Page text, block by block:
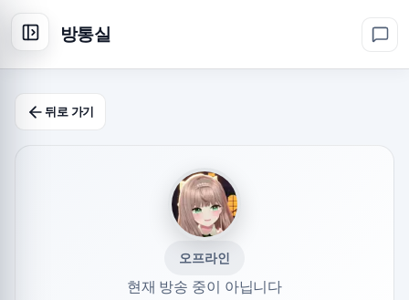
방통실
뒤로 가기
오프라인
현재 방송 중이 아닙니다